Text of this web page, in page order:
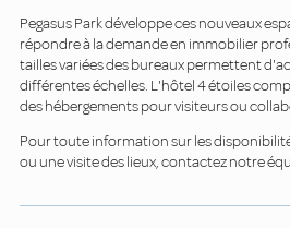
Pegasus Park développe ces nouveaux
répondre à la demande en immobilier
tailles variées des bureaux permettent
différentes échelles. L'hôtel 4 étoiles
des hébergements pour visiteurs ou
Pour toute information sur les
ou une visite des lieux, contactez notre